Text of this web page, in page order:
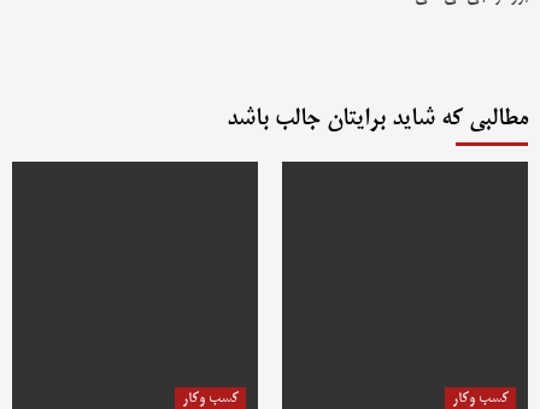
مطالبی که شاید برایتان جالب باشد
کسب وکار کسب وکار